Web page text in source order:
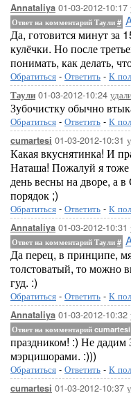
Annataliya 01-03-2012-10:17
Ответ на комментарий Таули #
Да, готовится минут за
кулёчки. Но после
понимать, как делать,
Обратиться - Ответить - К
Таули 01-03-2012-10:24
Зубочистку обычно
Обратиться - Ответить - К
cumartesi 01-03-2012-10:31
Какая вкуснятинка! И
Наташа! Пожалуй я тоже
день весны на дворе, а
порядок ;)
Обратиться - Ответить - К
Annataliya 01-03-2012-10:31
Ответ на комментарий Таули #
Да перец, в принципе,
толстоватый, то можно
гуд. :)
Обратиться - Ответить - К
Annataliya 01-03-2012-10:32
Ответ на комментарий cumartesi
праздником! :) Не дадим
мэрцишорами. :)))
Обратиться - Ответить - К
cumartesi 01-03-2012-10:37